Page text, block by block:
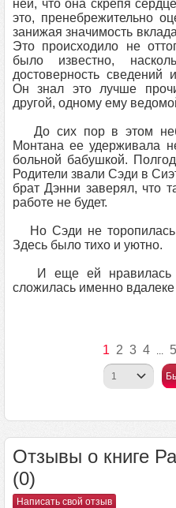
ней, что она скрепя
это, пренебрежительно
занижая значимость
Это происходило не
было известно,
достоверность сведений
Он знал это лучше
другой, одному ему
До сих пор в этом
Монтана ее удерживала
больной бабушкой.
Родители звали Сэди в
брат Дэнни заверял, что
работе не будет.
Но Сэди не
Здесь было тихо и уютно.
И еще ей нравилась
сложилась именно
1 2 3 4 ...
Отзывы о книге
(0)
Написать свой отзыв